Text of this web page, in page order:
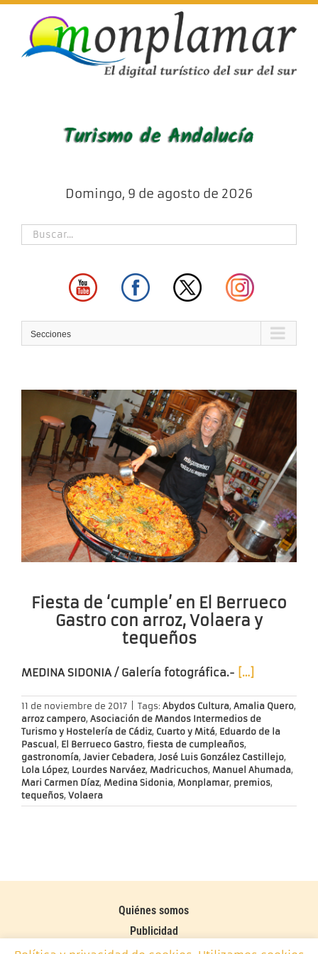
Skip
content
Domingo, 9 de agosto de 2026
Secciones
Fiesta de ‘cumple’ en El Berrueco
Gastro con arroz, Volaera y
tequeños
MEDINA SIDONIA / Galería fotográfica.- […]
11 de noviembre de 2017 Tags: Abydos Cultura, Amalia Quero,
arroz campero, Asociación de Mandos Intermedios de
Turismo y Hostelería de Cádiz, Cuarto y Mitá, Eduardo de la
Pascual , El Berrueco Gastro, fiesta de cumpleaños,
gastronomía, Javier Cebadera, José Luis González Castillejo,
Lola López, Lourdes Narváez, Madricuchos, Manuel Ahumada,
Mari Carmen Díaz, Medina Sidonia, Monplamar, premios,
tequeños, Volaera
Quiénes somos
Publicidad